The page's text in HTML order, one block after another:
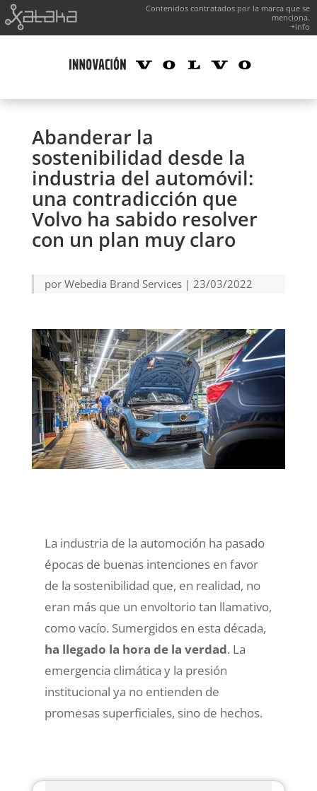
Contenidos contratados por la marca que se
menciona.
+info
Abanderar la
sostenibilidad desde la
industria del automóvil:
una contradicción que
Volvo ha sabido resolver
con un plan muy claro
por Webedia Brand Services| 23/03/2022
La industria de la automoción ha pasado
épocas de buenas intenciones en favor
de la sostenibilidad que, en realidad, no
eran más que un envoltorio tan llamativo,
como vacío. Sumergidos en esta década,
ha llegado la hora de la verdad. La
emergencia climática y la presión
institucional ya no entienden de
promesas superficiales, sino de hechos.